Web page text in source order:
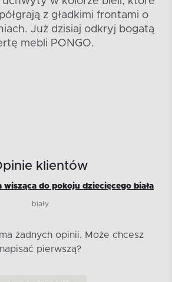
z gładkimi frontami o
Już dzisiaj odkryj bogatą
mebli PONGO.
klientów
wisząca do pokoju dziecięcego biała
biały
żadnych opinii. Może chcesz
napisać pierwszą?